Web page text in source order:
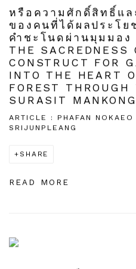
หรือความศักดิ์สิทธิ์แล
ของคนที่ได้ผลประโ
คำชะโนดผ่านมุมมอ
THE SACREDNESS
CONSTRUCT FOR
INTO THE HEART
FOREST THROUGH
SURASIT
ARTICLE : PHAFAN
SRIJUNPLEANG
SHARE
READ MORE